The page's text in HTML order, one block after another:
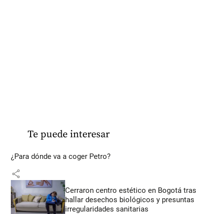
Te puede interesar
¿Para dónde va a coger Petro?
share
Cerraron centro estético en Bogotá tras
hallar desechos biológicos y presuntas
irregularidades sanitarias